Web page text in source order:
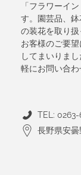
「フラワーイ
す。園芸品、
の装花を取り扱
お客様のご要
してまいりま
軽にお問い合わ
TEL:
長野県安曇